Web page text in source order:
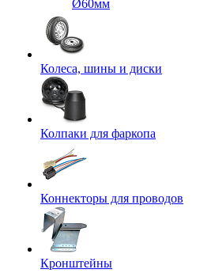
Ø60мм
Колеса, шины и диски
Колпаки для фаркопа
Коннекторы для проводов
Кронштейны